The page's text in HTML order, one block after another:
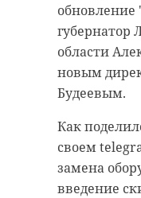
обновление
губернатор
области
новым
Будеевым.
Как
своем
замена
введение